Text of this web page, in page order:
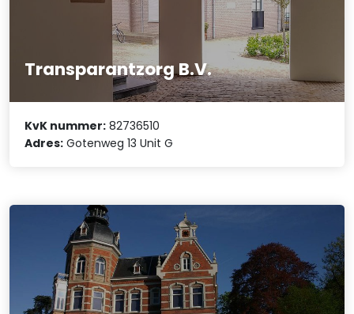
Transparantzorg B.V.
KvK nummer: 82736510
Adres: Gotenweg 13 Unit G